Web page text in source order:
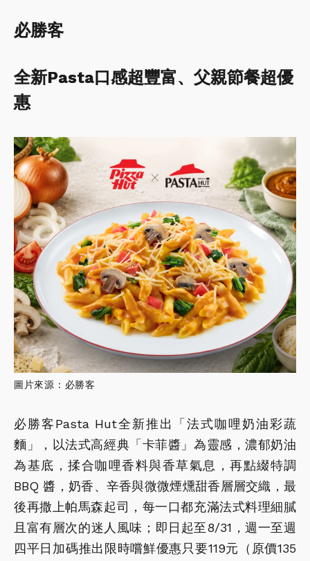
必勝客
全新Pasta口感超豐富、父親節餐超優
惠
圖片來源：必勝客
必勝客Pasta Hut全新推出「法式咖哩奶油彩蔬
麵」，以法式高經典「卡菲醬」為靈感，濃郁奶油
為基底，揉合咖哩香料與香草氣息，再點綴特調
BBQ 醬，奶香、辛香與微微煙燻甜香層層交織，最
後再撒上帕馬森起司，每一口都充滿法式料理細膩
且富有層次的迷人風味；即日起至8/31，週一至週
四平日加碼推出限時嚐鮮優惠只要119元（原價135